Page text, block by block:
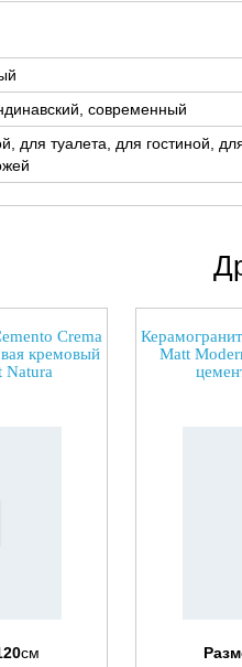
современный
для туалета, для гостиной,
Crema
кремовый
см
Matt